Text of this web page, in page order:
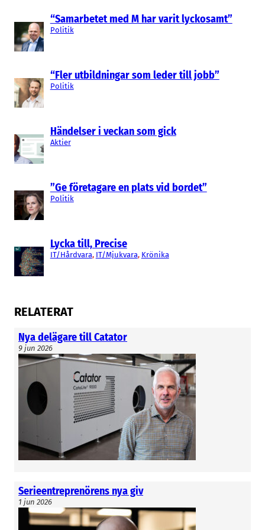
“Samarbetet med M har varit lyckosamt”
Politik
“Fler utbildningar som leder till jobb”
Politik
Händelser i veckan som gick
Aktier
”Ge företagare en plats vid bordet”
Politik
Lycka till, Precise
IT/Hårdvara, IT/Mjukvara, Krönika
RELATERAT
Nya delägare till Catator
9 jun 2026
Serieentreprenörens nya giv
1 jun 2026